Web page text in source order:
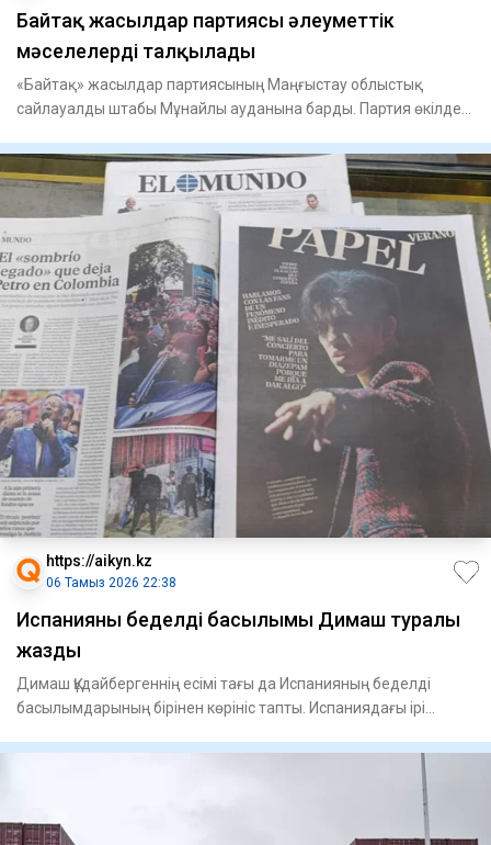
Байтақ жасылдар партиясы әлеуметтік
мәселелерді талқылады
«Байтақ» жасылдар партиясының Маңғыстау облыстық
сайлауалды штабы Мұнайлы ауданына барды. Партия өкілдері
https://aikyn.kz
06 Тамыз 2026 22:38
Испанияның беделді басылымы Димаш туралы
жазды
Димаш Құдайбергеннің есімі тағы да Испанияның беделді
басылымдарының бірінен көрініс тапты. Испаниядағы ірі